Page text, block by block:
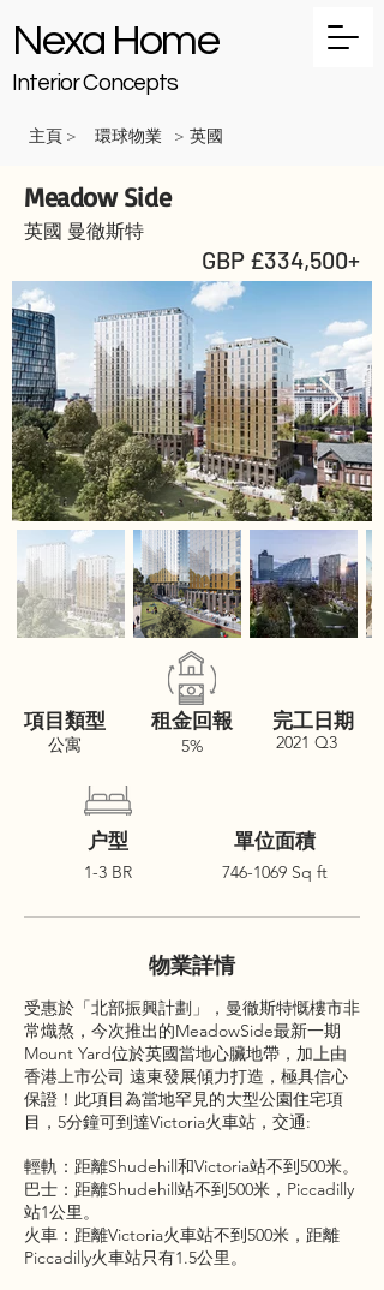
Nexa Home
Interior Concepts
主頁 > 環球物業 > 英國
Meadow Side
英國 曼徹斯特
GBP £334,500+
項目類型
公寓
租金回報
5%
完工日期
2021 Q3
户型
1-3 BR
單位面積
746-1069Sq ft
物業詳情
受惠於「北部振興計劃」，曼徹斯特慨樓市非
常熾熬，今次推出的MeadowSide最新一期
Mount Yard位於英國當地心臟地帶，加上由
香港上市公司 遠東發展傾力打造，極具信心
保證！此項目為當地罕見的大型公園住宅項
目，5分鐘可到達Victoria火車站，交通:
輕軌：距離Shudehill和Victoria站不到500米。
巴士：距離Shudehill站不到500米，Piccadilly
站1公里。
火車：距離Victoria火車站不到500米，距離
Piccadilly火車站只有1.5公里。